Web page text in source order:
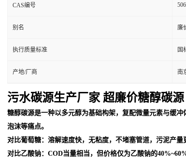
CAS编号
别名 廉
执行质量标准 国
产地/厂商 南
污水碳源生产厂家 超廉价糖醇碳
糖醇碳源是一种以多元醇为基础构架，复配微量元素与缓
泡沫等痛点。
对比葡萄糖：溶解速度快，无粘度，不堵塞管道，污泥产量
对比乙酸钠：COD当量相当，但价格仅为乙酸钠的